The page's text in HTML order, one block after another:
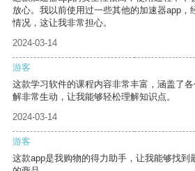
放心。我以前使用过一些其他的加速器app，
情况，这让我非常担心。
2024-03-14
游客
这款学习软件的课程内容非常丰富，涵盖了
解非常生动，让我能够轻松理解知识点。
2024-03-14
游客
这款app是我购物的得力助手，让我能够找到